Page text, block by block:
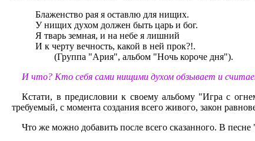
Блаженство рая я оставлю для нищих.
У нищих духом должен быть царь и бог.
Я тварь земная, и на небе я лишний
И к черту вечность, какой в ней прок?!.
(Группа "Ария", альбом "Ночь короче дня").
И что? Кто себя сами нищими духом обзывает и
Кстати, в предисловии к своему альбому "Игра с
требуемый, с момента создания всего живого, закон
Что же можно добавить после всего сказанного. В